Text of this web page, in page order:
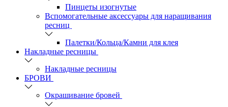
Пинцеты изогнутые
Вспомогательные аксессуары для наращивания
ресниц
Палетки/Кольца/Камни для клея
Накладные ресницы
Накладные ресницы
БРОВИ
Окрашивание бровей